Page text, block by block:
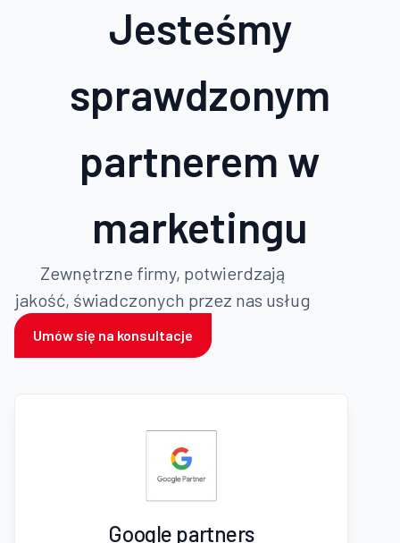
Jesteśmy
sprawdzonym
partnerem w
marketingu
Zewnętrzne firmy, potwierdzają
jakość, świadczonych przez nas usług
Umów się na konsultacje
Google partners